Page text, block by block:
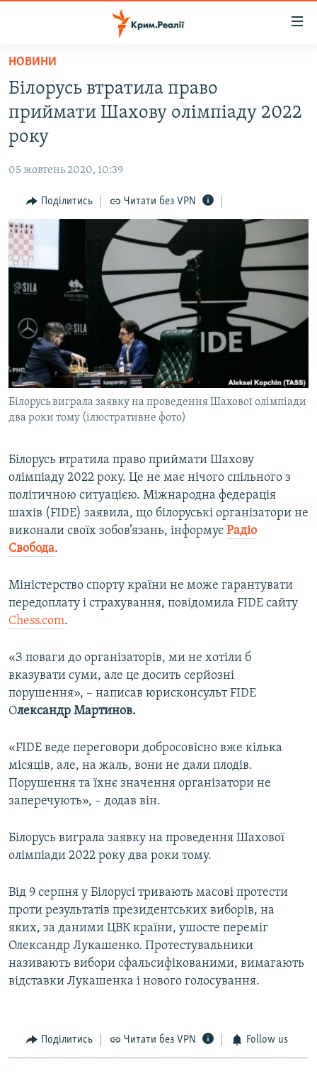
Перейти
основного
матеріалу
Перейти
до
основної
Перейти
до
пошуку
ВОДА.КРИМ
ВІДЕО ТА ФОТО
БЛОГИ
ПОГЛЯД
ІНТЕРВ'Ю
ВСЕ ЗА ДЕНЬ
СПЕЦПРОЕКТИ
ВІДЕОУРОКИ «ELIFBE»
СВІДЧЕННЯ ОКУПАЦІЇ
УКРАЇНСЬКА ПРОБЛЕМА КРИМУ
ІНФОГРАФІКА
ЯК ОБІЙТИ БЛОКУВАННЯ
Русский
Qırımtatar
ДОЛУЧАЙСЯ!
Усі сайти RFE/RL
НОВИНИ
Білорусь втратила право
приймати Шахову олімпіаду 2022
року
05 жовтень 2020, 10:39
Поділитись Читати без VPN
Білорусь виграла заявку на проведення Шахової олімпіади
два роки тому (ілюстративне фото)
Білорусь втратила право приймати Шахову
олімпіаду 2022 року. Це не має нічого спільного з
політичною ситуацією. Міжнародна федерація
шахів (FIDE) заявила, що білоруські організатори не
виконали своїх зобов’язань, інформує Радіо
Свобода.
Міністерство спорту країни не може гарантувати
передоплату і страхування, повідомила FIDE сайту
Chess.com.
«З поваги до організаторів, ми не хотіли б
вказувати суми, але це досить серйозні
порушення», – написав юрисконсульт FIDE
Олександр Мартинов.
«FIDE веде переговори добросовісно вже кілька
місяців, але, на жаль, вони не дали плодів.
Порушення та їхнє значення організатори не
заперечують», – додав він.
Білорусь виграла заявку на проведення Шахової
олімпіади 2022 року два роки тому.
Від 9 серпня у Білорусі тривають масові протести
проти результатів президентських виборів, на
яких, за даними ЦВК країни, ушосте переміг
Олександр Лукашенко. Протестувальники
називають вибори сфальсифікованими, вимагають
відставки Лукашенка і нового голосування.
Поділитись Читати без VPN Follow us